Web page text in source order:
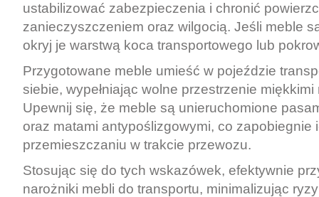
ustabilizować zabezpieczenia i chronić
zanieczyszczeniem oraz wilgocią. Jeśli meble
okryj je warstwą koca transportowego lub
Przygotowane meble umieść w pojeździe
siebie, wypełniając wolne przestrzenie miękkimi
Upewnij się, że meble są unieruchomione
oraz matami antypoślizgowymi, co zapobiegnie
przemieszczaniu w trakcie przewozu.
Stosując się do tych wskazówek, efektywnie
narożniki mebli do transportu, minimalizując